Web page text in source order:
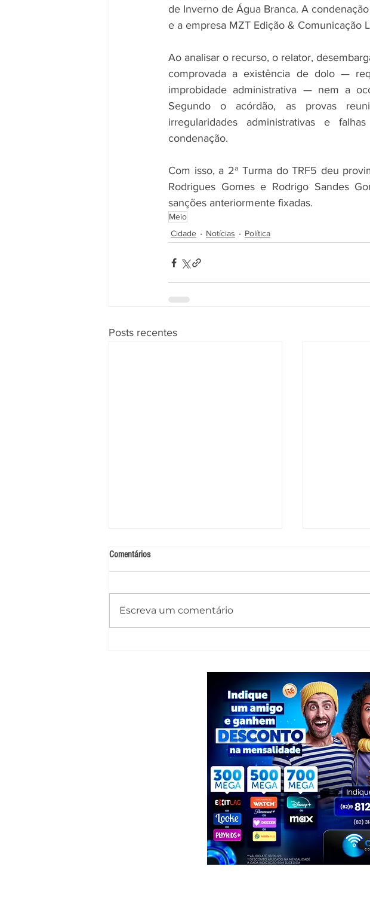
de Inverno de Água Branca. A
e a empresa MZT Edição & Comunicação
Ao analisar o recurso, o relator,
comprovada a existência de dolo —
improbidade administrativa — nem a
Segundo o acórdão, as provas
irregularidades administrativas e
condenação.
Com isso, a 2ª Turma do TRF5 deu
Rodrigues Gomes e Rodrigo Sandes
sanções anteriormente fixadas.
Meio
Cidade
Notícias Política
Posts recentes
Comentários
Escreva um comentário